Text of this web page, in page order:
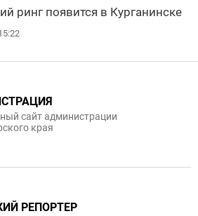
ринг появится в Курганинске
сайт администрации
края
РЕПОРТЕР